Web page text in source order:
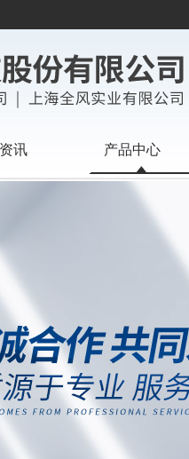
讯 产品中心